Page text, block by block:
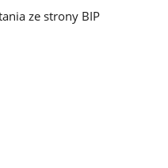
ze strony BIP